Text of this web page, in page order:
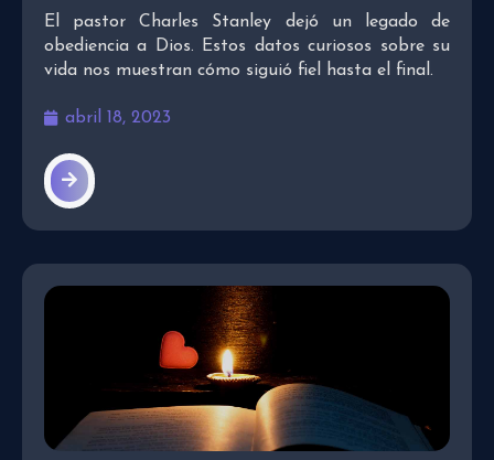
El pastor Charles Stanley dejó un legado de
obediencia a Dios. Estos datos curiosos sobre su
vida nos muestran cómo siguió fiel hasta el final.
abril 18, 2023